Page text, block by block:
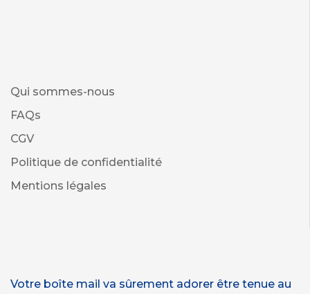
Qui sommes-nous
FAQs
CGV
Politique de confidentialité
Mentions légales
Votre boîte mail va sûrement adorer être tenue au